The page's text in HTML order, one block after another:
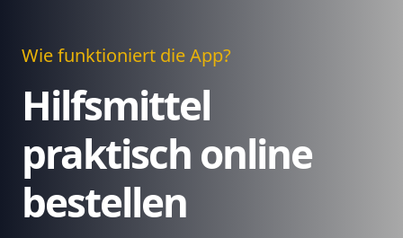
Wie funktioniert die App?
Hilfsmittel
praktisch online
bestellen